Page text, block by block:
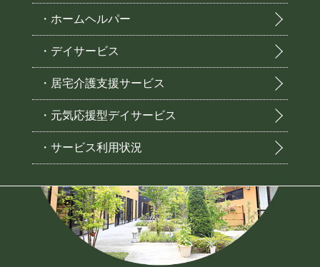
・ホームヘルパー
・デイサービス
・居宅介護支援サービス
・元気応援型デイサービス
・サービス利用状況